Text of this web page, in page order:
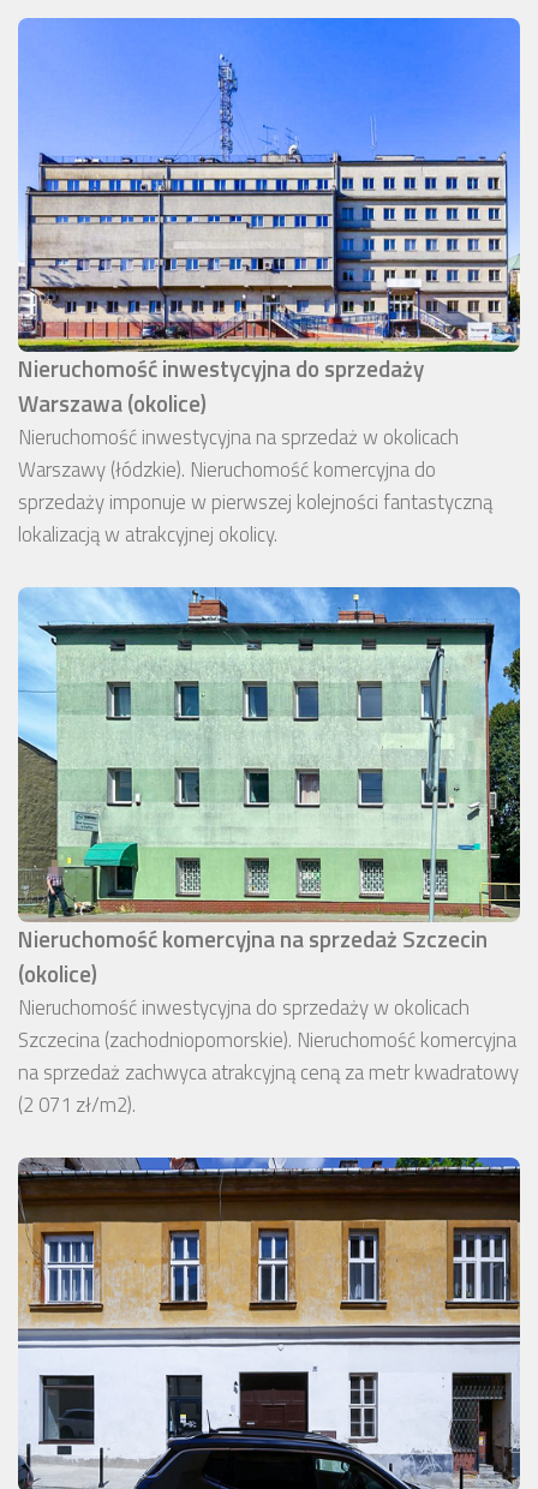
Nieruchomość inwestycyjna do sprzedaży
Warszawa (okolice)
Nieruchomość inwestycyjna na sprzedaż w okolicach
Warszawy (łódzkie). Nieruchomość komercyjna do
sprzedaży imponuje w pierwszej kolejności fantastyczną
lokalizacją w atrakcyjnej okolicy.
Nieruchomość komercyjna na sprzedaż Szczecin
(okolice)
Nieruchomość inwestycyjna do sprzedaży w okolicach
Szczecina (zachodniopomorskie). Nieruchomość komercyjna
na sprzedaż zachwyca atrakcyjną ceną za metr kwadratowy
(2 071 zł/m2).